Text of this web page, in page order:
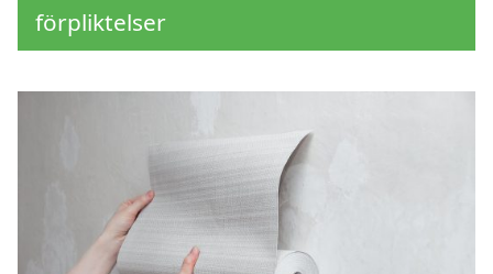
förpliktelser